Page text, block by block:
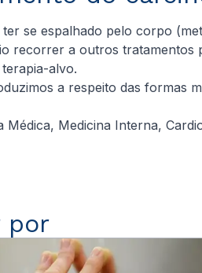
se espalhado pelo corpo
recorrer a outros
quimioterapia e
a respeito das formas
Medicina Interna,
por